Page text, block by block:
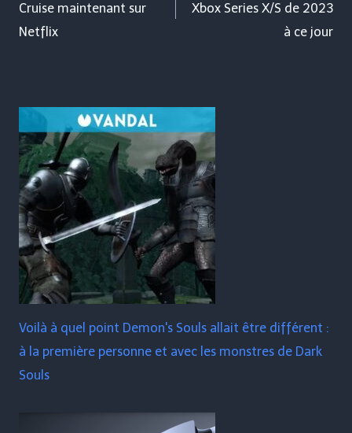
l’article
Cruise maintenant sur
Netflix
Xbox Series X/S de 2023
à ce jour
Voilà à quel point Demon's Souls allait être différent :
à la première personne et avec les monstres de Dark
Souls